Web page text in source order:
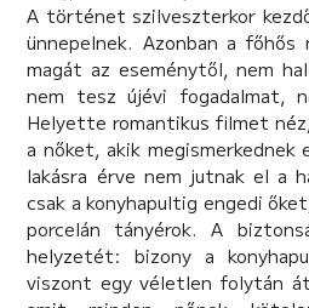
A történet szilveszterkor
ünnepelnek. Azonban a
magát az eseménytől, nem
nem tesz újévi fogadalmat,
Helyette romantikus filmet
a nőket, akik megismerkednek
lakásra érve nem jutnak el a
csak a konyhapultig engedi
porcelán tányérok. A
helyzetét: bizony a
viszont egy véletlen folytán